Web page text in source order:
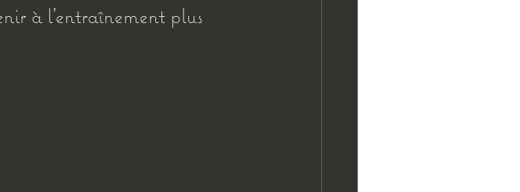
à l'entraînement plus